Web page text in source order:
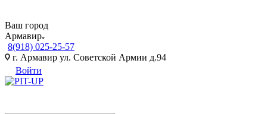
Ваш город
Армавир
8(918) 025-25-57
г. Армавир ул. Советской Армии д.94
Войти